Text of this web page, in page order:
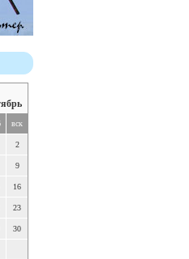
вск
2
9
16
23
30